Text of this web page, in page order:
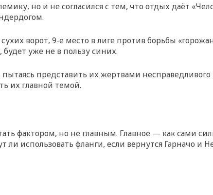
но и не согласился с тем, что отдых даёт
ворот, 9-е место в лиге против борьбы
уже не в пользу синих.
представить их жертвами несправедливого
их главной темой.
фактором, но не главным. Главное — как сами
использовать фланги, если вернутся Гарначо и